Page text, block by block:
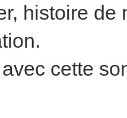
histoire de
cette